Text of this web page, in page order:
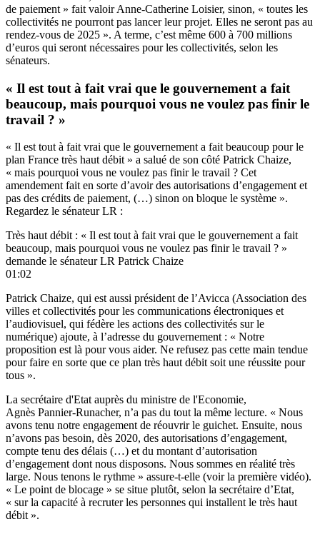
de paiement » fait valoir Anne-Catherine Loisier, sinon, « toutes les
collectivités ne pourront pas lancer leur projet. Elles ne seront pas au
rendez-vous de 2025 ». A terme, c’est même 600 à 700 millions
d’euros qui seront nécessaires pour les collectivités, selon les
sénateurs.
« Il est tout à fait vrai que le gouvernement a fait
beaucoup, mais pourquoi vous ne voulez pas finir le
travail ? »
« Il est tout à fait vrai que le gouvernement a fait beaucoup pour le
plan France très haut débit » a salué de son côté Patrick Chaize,
« mais pourquoi vous ne voulez pas finir le travail ? Cet
amendement fait en sorte d’avoir des autorisations d’engagement et
pas des crédits de paiement, (…) sinon on bloque le système ».
Regardez le sénateur LR :
Très haut débit : « Il est tout à fait vrai que le gouvernement a fait
beaucoup, mais pourquoi vous ne voulez pas finir le travail ? »
demande le sénateur LR Patrick Chaize
01:02
Patrick Chaize, qui est aussi président de l’Avicca (Association des
villes et collectivités pour les communications électroniques et
l’audiovisuel, qui fédère les actions des collectivités sur le
numérique) ajoute, à l’adresse du gouvernement : « Notre
proposition est là pour vous aider. Ne refusez pas cette main tendue
pour faire en sorte que ce plan très haut débit soit une réussite pour
tous ».
La secrétaire d'Etat auprès du ministre de l'Economie,
Agnès Pannier-Runacher, n’a pas du tout la même lecture. « Nous
avons tenu notre engagement de réouvrir le guichet. Ensuite, nous
n’avons pas besoin, dès 2020, des autorisations d’engagement,
compte tenu des délais (…) et du montant d’autorisation
d’engagement dont nous disposons. Nous sommes en réalité très
large. Nous tenons le rythme » assure-t-elle (voir la première vidéo).
« Le point de blocage » se situe plutôt, selon la secrétaire d’Etat,
« sur la capacité à recruter les personnes qui installent le très haut
débit ».